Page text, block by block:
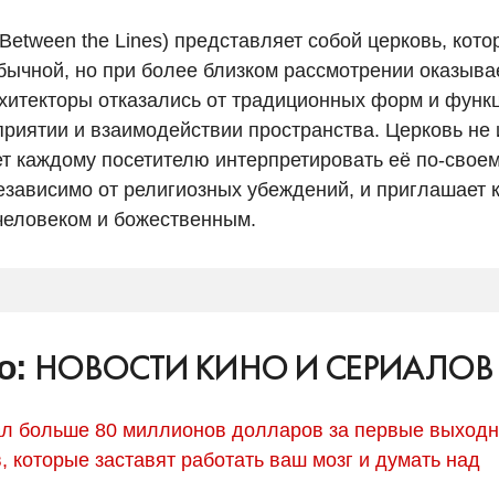
the Lines) представляет собой церковь,
но при более близком рассмотрении
отказались от традиционных форм и
и взаимодействии пространства. Церковь не
каждому посетителю интерпретировать её по-
от религиозных убеждений, и приглашает к
и божественным.
НОВОСТИ КИНО И СЕРИАЛОВ
больше 80 миллионов долларов за первые
заставят работать ваш мозг и думать над